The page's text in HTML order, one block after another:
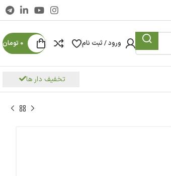
ورود / ثبت نام 0 تومان
تخفیف دار ها